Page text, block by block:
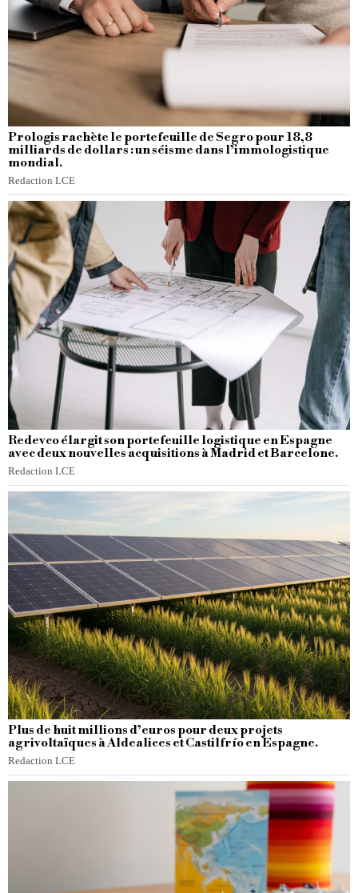
Prologis rachète le portefeuille de Segro pour 18,8
milliards de dollars : un séisme dans l’immologistique
mondial.
Redaction LCE
Redevco élargit son portefeuille logistique en Espagne
avec deux nouvelles acquisitions à Madrid et Barcelone.
Redaction LCE
Plus de huit millions d’euros pour deux projets
agrivoltaïques à Aldealices et Castilfrío en Espagne.
Redaction LCE